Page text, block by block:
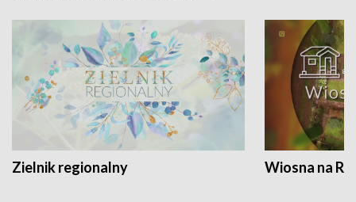
Zielnik regionalny Wiosna na